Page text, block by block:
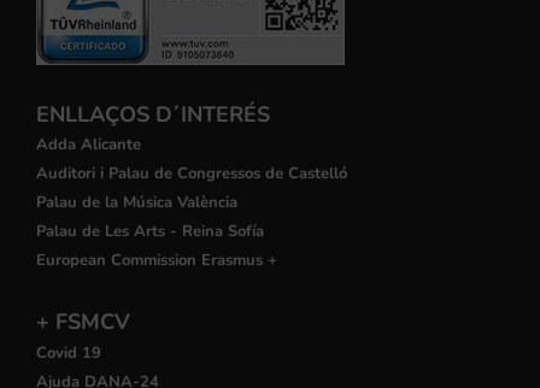
ENLLAÇOS D´INTERÉS
Adda Alicante
Auditori i Palau de Congressos de Castelló
Palau de la Música València
Palau de Les Arts - Reina Sofía
European Commission Erasmus +
+ FSMCV
Covid 19
Ajuda DANA-24